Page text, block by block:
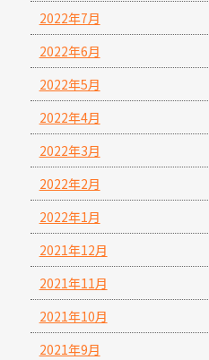
2022年7月
2022年6月
2022年5月
2022年4月
2022年3月
2022年2月
2022年1月
2021年12月
2021年11月
2021年10月
2021年9月